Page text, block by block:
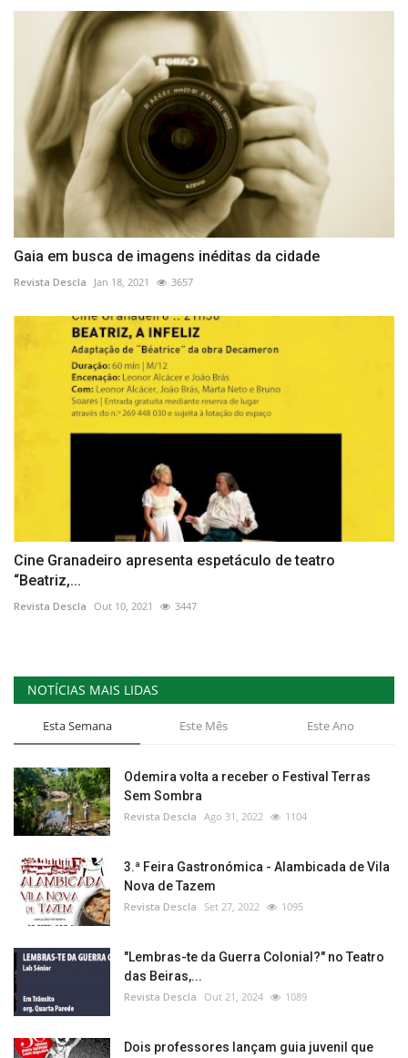
Gaia em busca de imagens inéditas da cidade
Revista Descla Jan 18, 2021 3657
Cine Granadeiro apresenta espetáculo de teatro
“Beatriz,...
Revista Descla Out 10, 2021 3447
NOTÍCIAS MAIS LIDAS
Esta Semana Este Mês Este Ano
Odemira volta a receber o Festival Terras
Sem Sombra
Revista Descla Ago 31, 2022 1104
3.ª Feira Gastronómica - Alambicada de Vila
Nova de Tazem
Revista Descla Set 27, 2022 1095
"Lembras-te da Guerra Colonial?" no Teatro
das Beiras,...
Revista Descla Out 21, 2024 1089
Dois professores lançam guia juvenil que